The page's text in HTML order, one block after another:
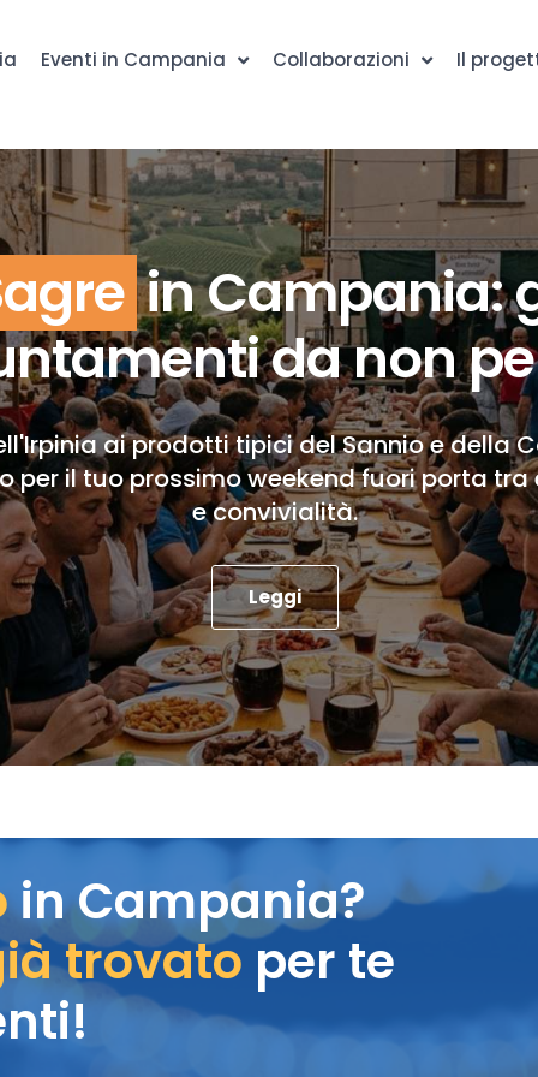
Eventi in Campania Collaborazioni Il
in Campania:
da non
ai prodotti tipici del Sannio e della
per il tuo prossimo weekend fuori porta tra
e convivialità.
Leggi
in Campania?
trovato per te